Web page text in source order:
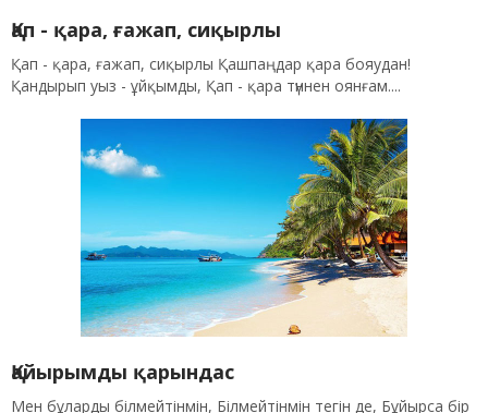
Қап - қара, ғажап, сиқырлы
Қап - қара, ғажап, сиқырлы Қашпаңдар қара бояудан!
Қандырып уыз - ұйқымды, Қап - қара түннен оянғам....
Қайырымды қарындас
Meн бұларды білмейтінмін, Білмейтінмін тегін де, Бұйырса бір